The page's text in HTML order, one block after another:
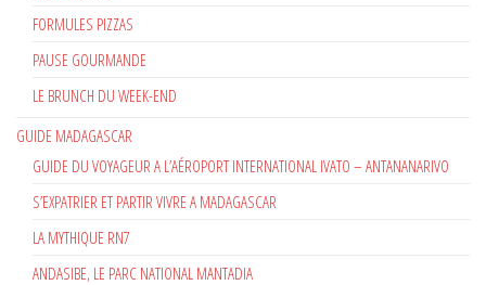
FORMULES PIZZAS
PAUSE GOURMANDE
LE BRUNCH DU WEEK-END
GUIDE MADAGASCAR
GUIDE DU VOYAGEUR A L’AÉROPORT INTERNATIONAL IVATO – ANTANANARIVO
S’EXPATRIER ET PARTIR VIVRE A MADAGASCAR
LA MYTHIQUE RN7
ANDASIBE, LE PARC NATIONAL MANTADIA